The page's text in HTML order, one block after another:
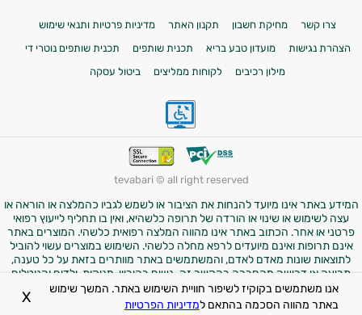
צרו קשר מחיקת חשבון תקנון האתר
מדיניות פרטיות ותנאי שימוש
הצהרת נגישות
מועדון טבע בריא תכנית שותפים
תכנית שותפים נוטרי די
מילון רכיבים
לקוחות ממליצים ביטול עסקה
tevabari © all right reserved
המידע באתר אינו מיועד להנחות את הציבור או לשמש לגביו כהמלצה או הוראה או
עצה לשימוש או שינוי או הורדה של תרופה כלשהיא, ואין בו תחליף לייעוץ רפואי
פרטני או אחר. הכתוב באתר אינו מהווה המלצה רפואית כלשהי. המוצרים באתר
אינם תרופות ואינם מיועדים לרפא מחלה כלשהי. השימוש במוצרים עשוי להוביל
לתוצאות שונות מאדם לאדם, והמשתמשים באתר מוותרים בזאת על כל טענה,
תביעה או דרישה מהחברה בהקשר זה. נשים בהיריון, מניקות, ילדים והנוטלים
תרופות מרשם – יש להיוועץ ברופא לפני השימוש במוצרים. התמונות באתר הן
להמחשה בלבד.
אנו משתמשים בקוקיז לשיפור חוויית השימוש באתר. המשך שימוש
באתר מהווה הסכמה בהתאם למדיניות הפרטיות X